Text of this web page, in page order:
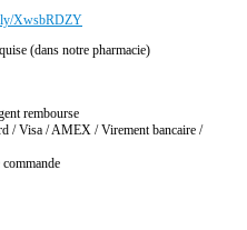
XwsbRDZY
(dans notre pharmacie)
rembourse
/ Visa / AMEX / Virement bancaire /